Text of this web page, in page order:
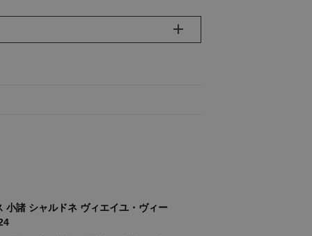
小諸 シャルドネ ヴィエイユ・ヴィー